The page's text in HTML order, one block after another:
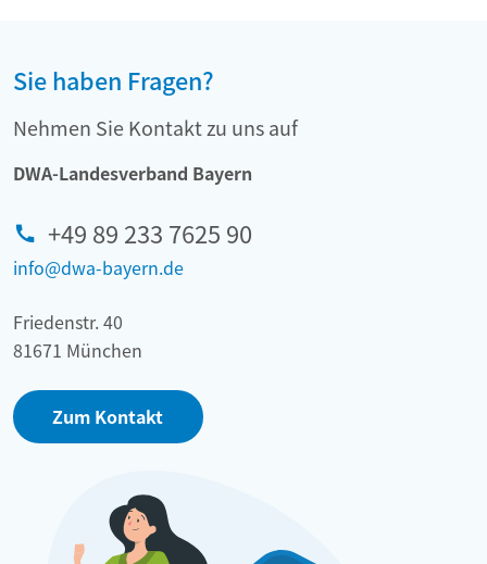
Sie haben Fragen?
Nehmen Sie Kontakt zu uns auf
DWA-Landesverband Bayern
+49 89 233 7625 90
info@dwa-bayern.de
Friedenstr. 40
81671 München
Zum Kontakt